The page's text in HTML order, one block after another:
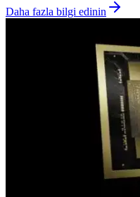
Daha fazla bilgi edinin